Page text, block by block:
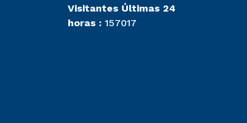
Visitantes Últimas 24
horas : 157017